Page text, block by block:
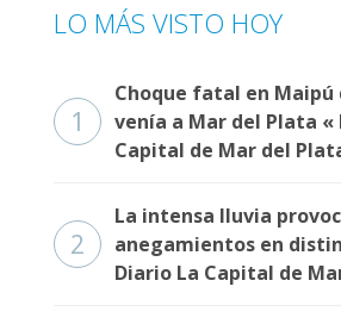
LO MÁS VISTO HOY
1
Choque fatal en Maipú
venía a Mar del Plata «
Capital de Mar del
2
La intensa lluvia
anegamientos en
Diario La Capital de